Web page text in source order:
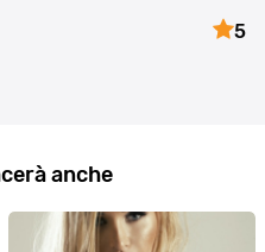
we had an amazing
5
anche